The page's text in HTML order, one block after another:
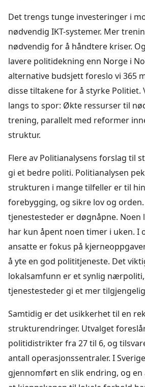
Det trengs tunge investeringer i
nødvendig IKT-systemer. Mer
nødvendig for å håndtere kriser.
lavere politidekning enn Norge i
alternative budsjett foreslo vi 365
disse tiltakene for å styrke Politiet.
langs to spor: Økte ressurser til
trening, parallelt med reformer
struktur.
Flere av Politianalysens forslag til
gi et bedre politi. Politianalysen
strukturen i mange tilfeller er til
forebygging, og sikre lov og orden.
tjenestesteder er døgnåpne.
har kun åpent noen timer i uken. I
ansatte er fokus på
å yte en god polititjeneste. Det
lokalsamfunn er et synlig
tjenestesteder gi et mer
Samtidig er det usikkerhet til en
strukturendringer. Utvalget
politidistrikter fra 27 til 6, og
antall operasjonssentraler. I
gjennomført en slik endring, og